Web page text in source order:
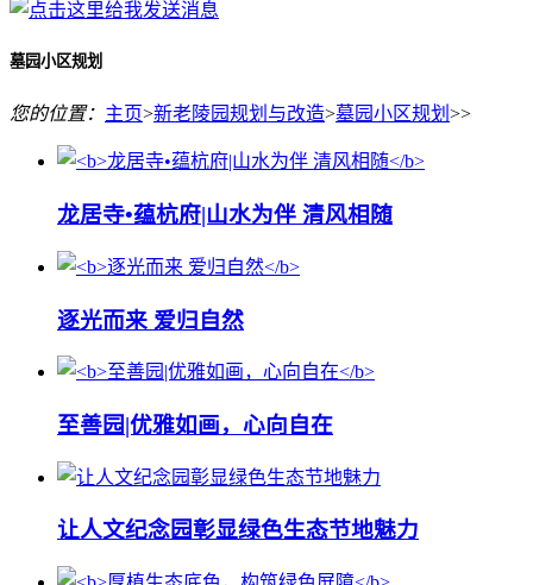
墓园小区规划
您的位置： 主页>新老陵园规划与改造>墓园小区规划 >>
龙居寺•蕴杭府|山水为伴 清风相随
逐光而来 爱归自然
至善园|优雅如画，心向自在
让人文纪念园彰显绿色生态节地魅力